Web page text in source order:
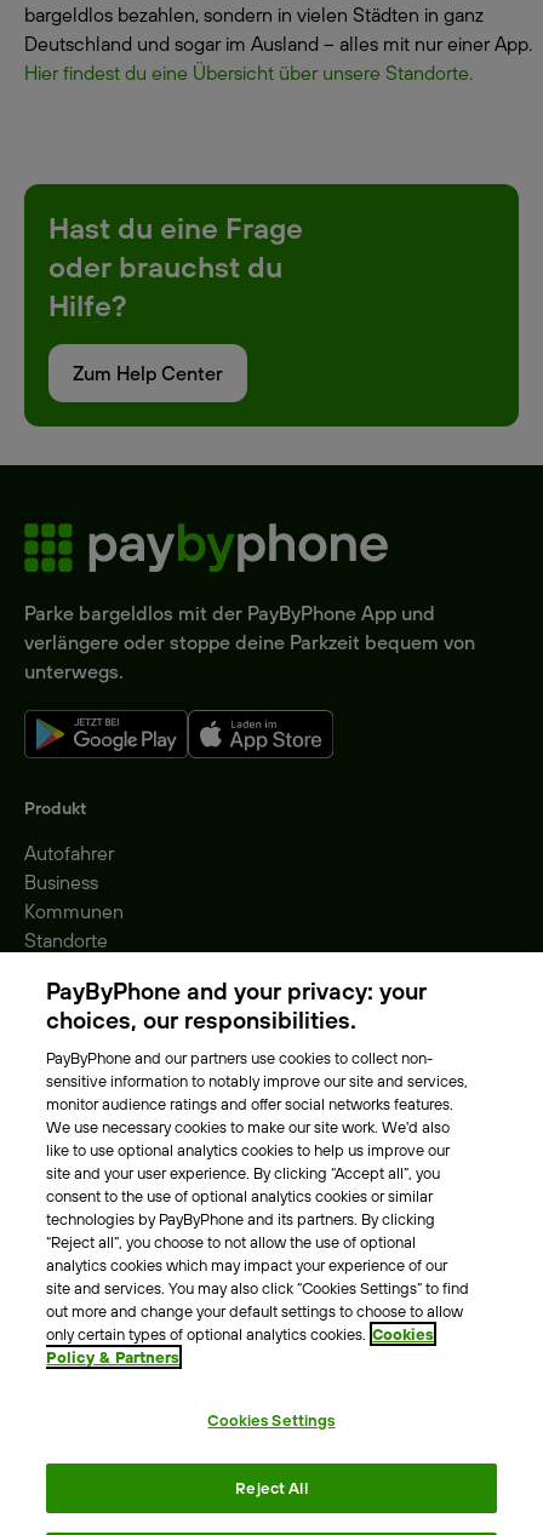
bargeldlos bezahlen, sondern in vielen Städten in ganz
Deutschland und sogar im Ausland – alles mit nur einer App.
Hier findest du eine Übersicht über unsere Standorte.
Hast du eine Frage
oder brauchst du
Hilfe?
Zum Help Center
Parke bargeldlos mit der PayByPhone App und
verlängere oder stoppe deine Parkzeit bequem von
unterwegs.
Produkt
Autofahrer
Business
Kommunen
Standorte
Park-Vignette
Über Uns
Unser Team
Karriere
Presse
Blog
Kontakt & Hilfe
Kontakt
Support
Pressekontakt
AGBDatenschutzrichtlinieImpressumRechtshinweise
Erklärung zur Barrierefreiheit
PayByPhone and your privacy: your
choices, our responsibilities.
PayByPhone and our partners use cookies to collect non-
sensitive information to notably improve our site and services,
monitor audience ratings and offer social networks features.
We use necessary cookies to make our site work. We'd also
like to use optional analytics cookies to help us improve our
site and your user experience. By clicking “Accept all”, you
consent to the use of optional analytics cookies or similar
technologies by PayByPhone and its partners. By clicking
“Reject all”, you choose to not allow the use of optional
analytics cookies which may impact your experience of our
site and services. You may also click “Cookies Settings” to find
out more and change your default settings to choose to allow
only certain types of optional analytics cookies. Cookies
Policy & Partners
Cookies Settings
Reject All